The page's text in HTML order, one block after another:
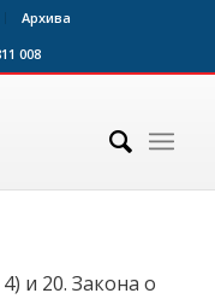
Архива
008
и 20. Закона о